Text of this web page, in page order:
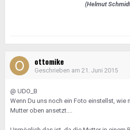
(Helmut
ottomike
Geschrieben am 21. Juni 2015
@ UDO_B
Wenn Du uns noch ein Foto einstellst, wie
Mutter oben ansetzt....